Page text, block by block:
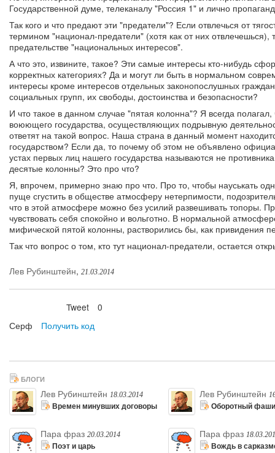
Государственной думе, телеканалу "Россия 1" и лично
Так кого и что предают эти "предатели"? Если отвлечься от
термином "национал-предатели" (хотя как от них
предательстве "национальных интересов".
А что это, извините, такое? Эти самые интересы кто-нибудь
корректных категориях? Да и могут ли быть в нормальном
интересы кроме интересов отдельных законопослушных
социальных групп, их свободы, достоинства и безопасности?
И что такое в данном случае "пятая колонна"? Я всегда
воюющего государства, осуществляющих подрывную
ответят на такой вопрос. Наша страна в данный момент
государством? Если да, то почему об этом не объявлено
устах первых лиц нашего государства называются не
десятые колонны? Это про что?
Я, впрочем, примерно знаю про что. Про то, чтобы науськать
пуще сгустить в обществе атмосферу нетерпимости,
что в этой атмосфере можно без усилий развешивать топоры.
чувствовать себя спокойно и вольготно. В нормальной
мифической пятой колонны, растворились бы, как привидения
Так что вопрос о том, кто тут национал-предатели, остается
Лев Рубинштейн, 21.03.2014
Tweet
0
Серф
Получить код
БЛОГИ
Лев Рубинштейн 18.03.2014
Времен минувших договоры
Лев Рубинштейн
Оборотный
Пара фраз 20.03.2014
Поэт и царь
Пара фраз
Вождь в